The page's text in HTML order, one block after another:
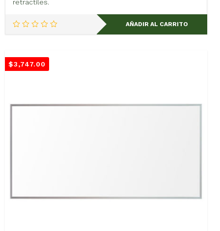
retractiles.
AÑADIR AL CARRITO
$3,747.00